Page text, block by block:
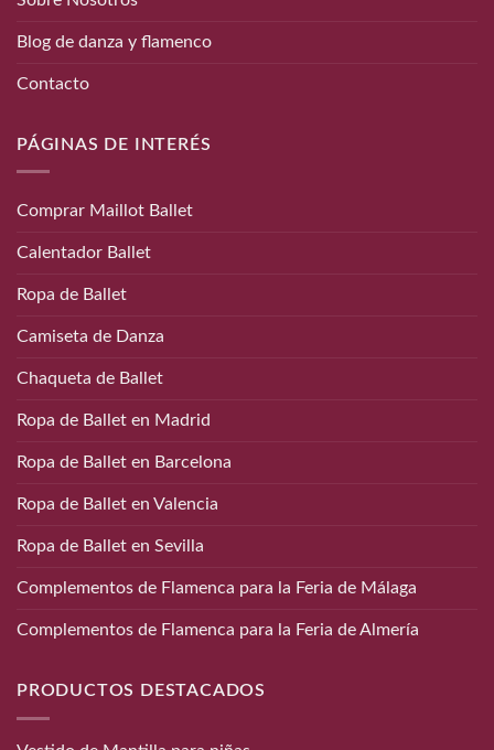
Blog de danza y flamenco
Contacto
PÁGINAS DE INTERÉS
Comprar Maillot Ballet
Calentador Ballet
Ropa de Ballet
Camiseta de Danza
Chaqueta de Ballet
Ropa de Ballet en Madrid
Ropa de Ballet en Barcelona
Ropa de Ballet en Valencia
Ropa de Ballet en Sevilla
Complementos de Flamenca para la Feria de Málaga
Complementos de Flamenca para la Feria de Almería
PRODUCTOS DESTACADOS